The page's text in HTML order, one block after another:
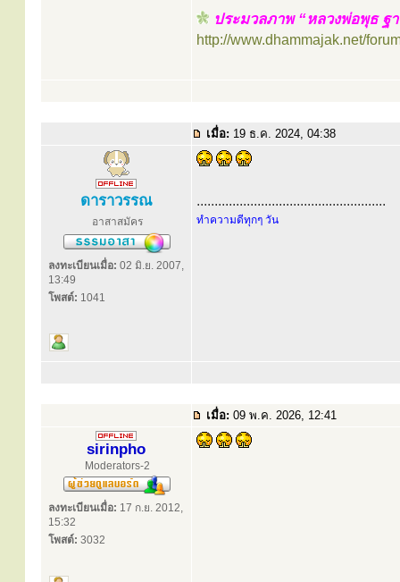
ประมวลภาพ “หลวงพ่อพุธ ฐ
http://www.dhammajak.net/
เมื่อ: 19 ธ.ค. 2024, 04:38
ดาราวรรณ
อาสาสมัคร
ลงทะเบียนเมื่อ: 02 มิ.ย. 2007,
13:49
โพสต์: 1041
.....................................................
ทำความดีทุกๆ วัน
เมื่อ: 09 พ.ค. 2026, 12:41
sirinpho
Moderators-2
ลงทะเบียนเมื่อ: 17 ก.ย. 2012,
15:32
โพสต์: 3032